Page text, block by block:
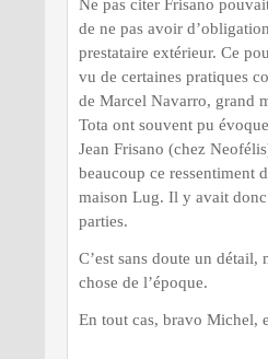
Ne pas citer Frisano
de ne pas avoir
prestataire extérieur. Ce
vu de certaines pratiques
de Marcel Navarro, grand
Tota ont souvent pu
Jean Frisano (chez
beaucoup ce ressentiment
maison Lug. Il y avait
parties.
C’est sans doute un détail,
chose de l’époque.
En tout cas, bravo Michel,